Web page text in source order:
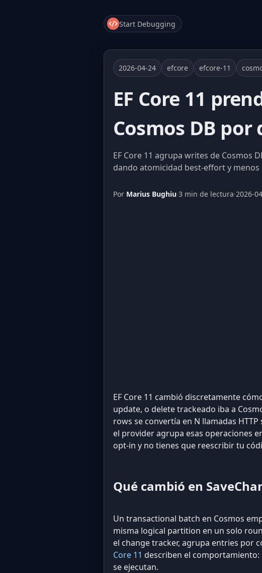
Start Debugging
2026-04-24 efcore efcore-11
EF Core 11
Cosmos DB
EF Core 11 agrupa writes de Cosmos
dando atomicidad best-effort y
Por Marius Bughiu·3 min de lectura·2026-
EF Core 11 cambió discretamente
update, o delete trackeado iba a
rows se convertía en N llamadas
el provider agrupa esas operaciones
opt-in y no tienes que reescribir tu
Qué cambió en
Un transactional batch en Cosmos
misma logical partition en un solo
el change tracker, agrupa entries por
Core 11 describen el comportamiento:
se ejecutan.